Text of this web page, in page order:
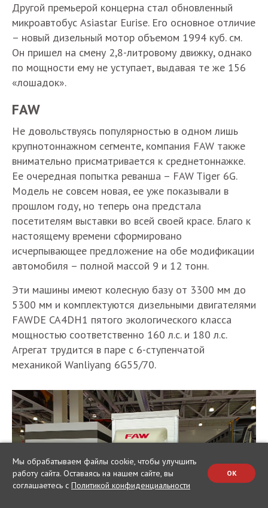
Другой премьерой концерна стал обновленный
микроавтобус Asiastar Eurise. Его основное отличие
– новый дизельный мотор объемом 1994 куб. см.
Он пришел на смену 2,8-литровому движку, однако
по мощности ему не уступает, выдавая те же 156
«лошадок».
FAW
Не довольствуясь популярностью в одном лишь
крупнотоннажном сегменте, компания FAW также
внимательно присматривается к среднетоннажке.
Ее очередная попытка реванша – FAW Tiger 6G.
Модель не совсем новая, ее уже показывали в
прошлом году, но теперь она предстала
посетителям выставки во всей своей красе. Благо к
настоящему времени сформировано
исчерпывающее предложение на обе модификации
автомобиля – полной массой 9 и 12 тонн.
Эти машины имеют колесную базу от 3300 мм до
5300 мм и комплектуются дизельными двигателями
FAWDE CA4DH1 пятого экологического класса
мощностью соответственно 160 л.с. и 180 л.с.
Агрегат трудится в паре с 6-ступенчатой
механикой Wanliyang 6G55/70.
Мы обрабатываем файлы cookie, чтобы улучшить
работу сайта. Оставаясь на нашем сайте, вы
соглашаетесь с Политикой конфиденциальности
OK